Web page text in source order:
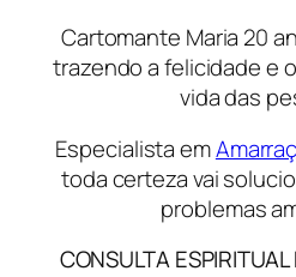
Cartomante Maria 20
trazendo a felicidade e
vida das
Especialista em
toda certeza vai
problemas
CONSULTA